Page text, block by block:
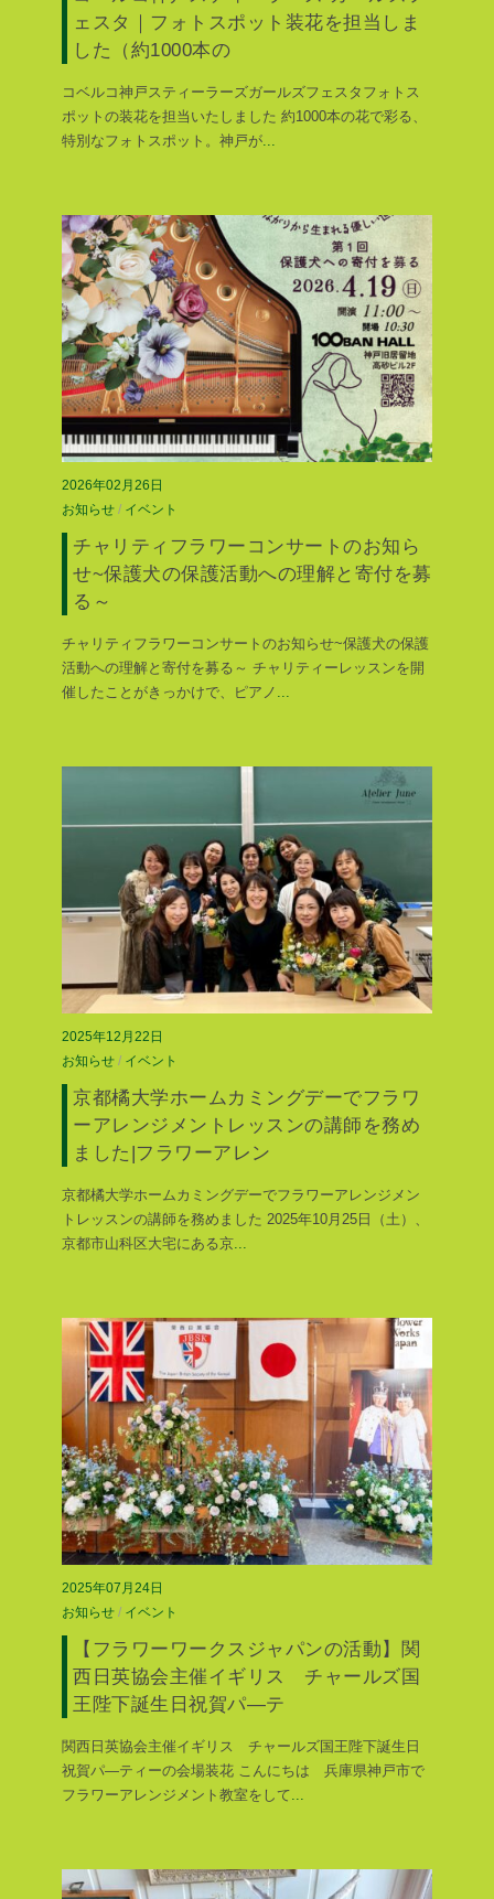
ェスタ｜フォトスポット装花を担当しま
した（約1000本の
コベルコ神戸スティーラーズガールズフェスタフォトス
ポットの装花を担当いたしました 約1000本の花で彩る、
特別なフォトスポット。神戸が...
2026年02月26日
お知らせ / イベント
チャリティフラワーコンサートのお知ら
せ~保護犬の保護活動への理解と寄付を募
る～
チャリティフラワーコンサートのお知らせ~保護犬の保護
活動への理解と寄付を募る～ チャリティーレッスンを開
催したことがきっかけで、ピアノ ...
2025年12月22日
お知らせ / イベント
京都橘大学ホームカミングデーでフラワ
ーアレンジメントレッスンの講師を務め
ました|フラワーアレン
京都橘大学ホームカミングデーでフラワーアレンジメン
トレッスンの講師を務めました 2025年10月25日（土）、
京都市山科区大宅にある京...
2025年07月24日
お知らせ / イベント
【フラワーワークスジャパンの活動】関
西日英協会主催イギリス チャールズ国
王陛下誕生日祝賀パ―テ
関西日英協会主催イギリス チャールズ国王陛下誕生日
祝賀パ―ティーの会場装花 こんにちは 兵庫県神戸市で
フラワーアレンジメント教室をして...